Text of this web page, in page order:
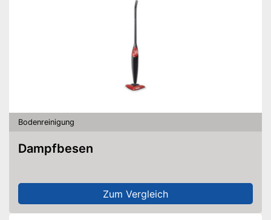
Bodenreinigung
Dampfbesen
Zum Vergleich